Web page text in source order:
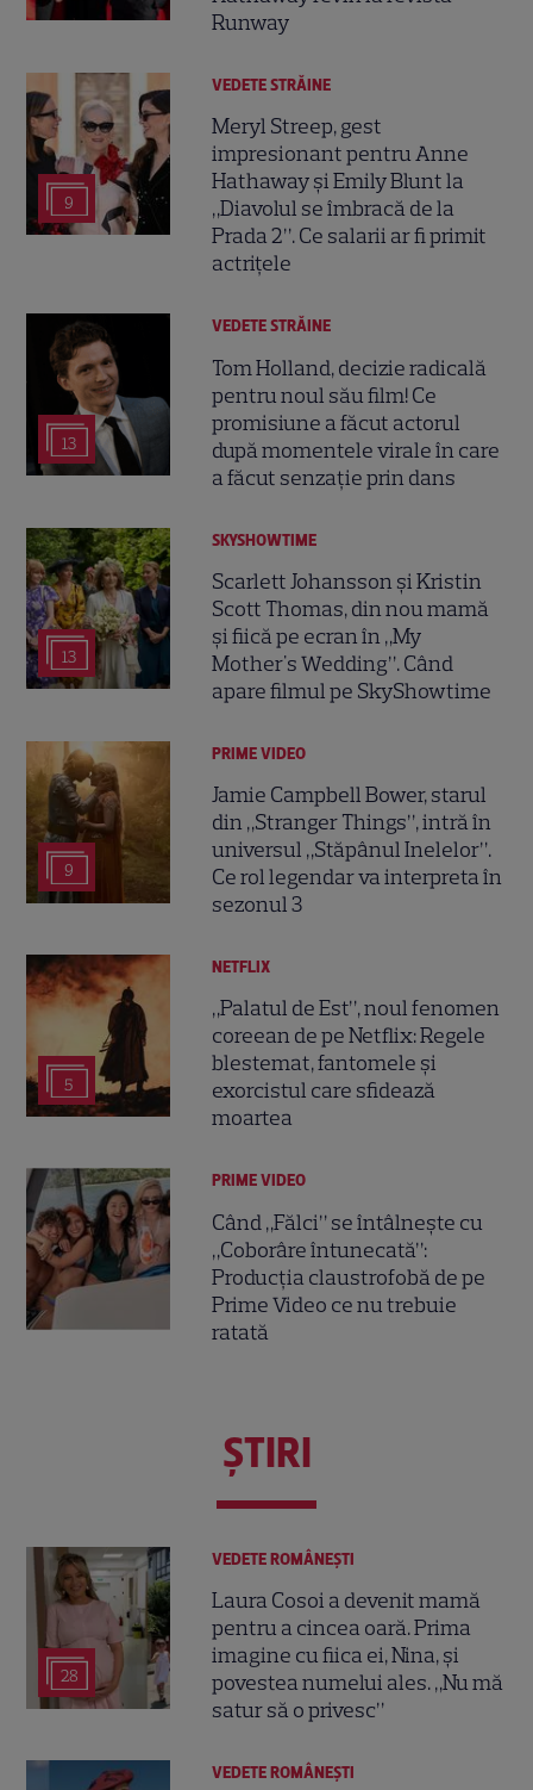
Runway
9
VEDETE STRĂINE
Meryl Streep, gest
impresionant pentru Anne
Hathaway și Emily Blunt la
„Diavolul se îmbracă de la
Prada 2”. Ce salarii ar fi primit
actrițele
13
VEDETE STRĂINE
Tom Holland, decizie radicală
pentru noul său film! Ce
promisiune a făcut actorul
după momentele virale în care
a făcut senzație prin dans
13
SKYSHOWTIME
Scarlett Johansson și Kristin
Scott Thomas, din nou mamă
și fiică pe ecran în „My
Mother's Wedding”. Când
apare filmul pe SkyShowtime
9
PRIME VIDEO
Jamie Campbell Bower, starul
din „Stranger Things”, intră în
universul „Stăpânul Inelelor”.
Ce rol legendar va interpreta în
sezonul 3
5
NETFLIX
„Palatul de Est”, noul fenomen
coreean de pe Netflix: Regele
blestemat, fantomele și
exorcistul care sfidează
moartea
PRIME VIDEO
Când „Fălci” se întâlnește cu
„Coborâre întunecată”:
Producția claustrofobă de pe
Prime Video ce nu trebuie
ratată
ŞTIRI
28
VEDETE ROMÂNEŞTI
Laura Cosoi a devenit mamă
pentru a cincea oară. Prima
imagine cu fiica ei, Nina, și
povestea numelui ales. „Nu mă
satur să o privesc”
VEDETE ROMÂNEŞTI